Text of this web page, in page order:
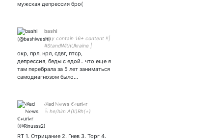
мужская депрессия бро(
bashi
may contain 16+ content ‼️|
#StandWithUkraine |
ноубади мув дер ис блад
он зе флор
окр, прл, нрл, сдвг, птср,
депрессия, беды с едой.. что еще я
там перебрала за 5 лет заниматься
самодиагнозом было…
ℬad ℕ℮ws ℭℴuriℯr
𓆗 he/him A(II)Rh(+)
RT 1. Отрицание 2. Гнев 3. Торг 4.